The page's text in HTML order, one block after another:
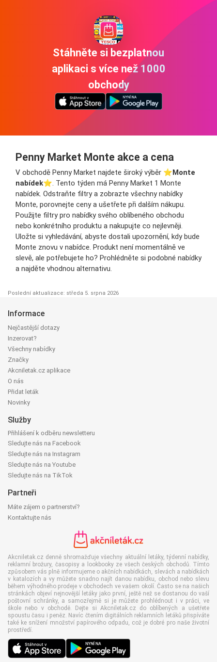
Stáhněte si bezplatnou
aplikaci s více než 1000
obchody
Penny Market Monte akce a cena
V obchodě Penny Market najdete široký výběr ⭐️Monte
nabídek⭐️. Tento týden má Penny Market 1 Monte
nabídek. Odstraňte filtry a zobrazte všechny nabídky
Monte, porovnejte ceny a ušetřete při dalším nákupu.
Použijte filtry pro nabídky svého oblíbeného obchodu
nebo konkrétního produktu a nakupujte co nejlevněji.
Uložte si vyhledávání, abyste dostali upozornění, kdy bude
Monte znovu v nabídce. Produkt není momentálně ve
slevě, ale potřebujete ho? Prohlédněte si podobné nabídky
a najděte vhodnou alternativu.
Poslední aktualizace: středa 5. srpna 2026
Informace
Nejčastější dotazy
Inzerovat?
Všechny nabídky
Značky
Akcniletak.cz aplikace
O nás
Přidat leták
Novinky
Služby
Přihlášení k odběru newsletteru
Sledujte nás na Facebook
Sledujte nás na Instagram
Sledujte nás na Youtube
Sledujte nás na TikTok
Partneři
Máte zájem o partnerství?
Kontaktujte nás
Akcniletak.cz denně shromažďuje všechny aktuální letáky, týdenní nabídky,
reklamní brožury, časopisy a lookbooky ze všech českých obchodů. Tímto
způsobem vás plně informujeme o akčních nabídkách, slevách a nabídkách
v katalozích a vy můžete snadno najít danou nabídku, obchod nebo slevu
během výhodného prodeje v obchodech ve vašem okolí. Často se na našich
stránkách objeví nejnovější letáky jako první, ještě než se dostanou do vaší
poštovní schránky, a samozřejmě si je můžete prohlédnout i v práci, ve
škole nebo v obchodě. Dejte si Akcniletak.cz do oblíbených a ušetřete
spoustu času i peněz. Navíc čtením digitálních reklamních letáků přispíváte
také ke snížení množství papírového odpadu, což je dobré pro naše životní
prostředí.